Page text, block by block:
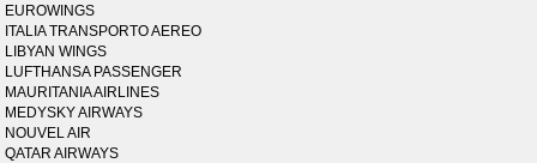
EUROWINGS
ITALIA TRANSPORTO AEREO
LIBYAN WINGS
LUFTHANSA PASSENGER
MAURITANIA AIRLINES
MEDYSKY AIRWAYS
NOUVEL AIR
QATAR AIRWAYS